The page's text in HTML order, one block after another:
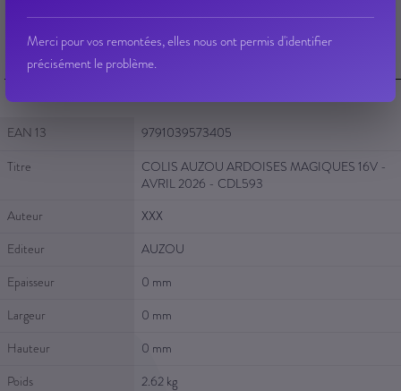
Merci pour vos remontées, elles nous ont permis d'identifier
précisément le problème.
Fiche Technique
EAN 13
9791039573405
Titre
COLIS AUZOU ARDOISES MAGIQUES 16V -
AVRIL 2026 - CDL593
Auteur
XXX
Editeur
AUZOU
Epaisseur
0 mm
Largeur
0 mm
Hauteur
0 mm
Poids
2.62 kg